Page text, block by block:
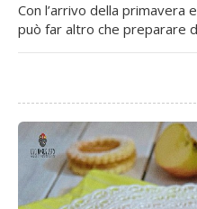
Con l’arrivo della primavera
può far altro che preparare